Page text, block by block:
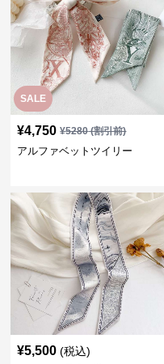
SALE
¥4,750 ¥5280(割引前)
アルファベットツイリー
¥5,500 (税込)